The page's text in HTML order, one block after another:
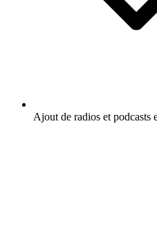
Ajout de radios et podcasts